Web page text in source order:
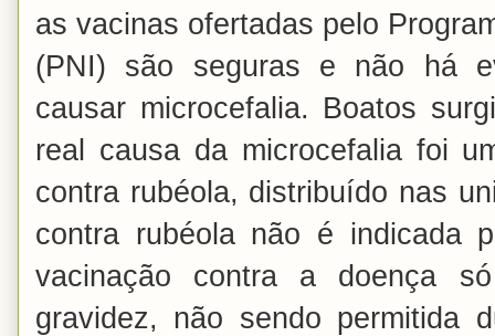
as vacinas ofertadas pelo
(PNI) são seguras e não há
causar microcefalia. Boatos
real causa da microcefalia foi
contra rubéola, distribuído nas
contra rubéola não é indicada
vacinação contra a doença
gravidez, não sendo permitida